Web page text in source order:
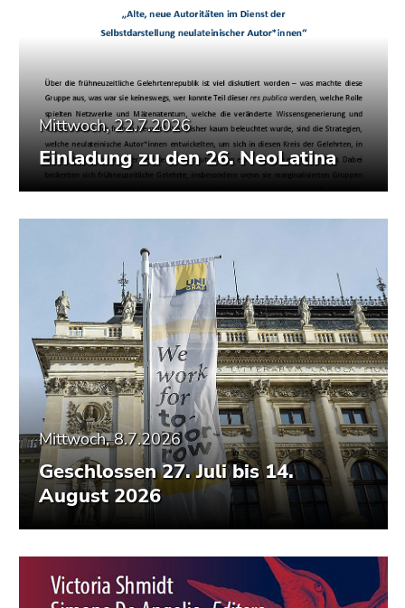
Mittwoch, 22.7.2026
Einladung zu den 26. NeoLatina
Mittwoch, 8.7.2026
Geschlossen 27. Juli bis 14.
August 2026